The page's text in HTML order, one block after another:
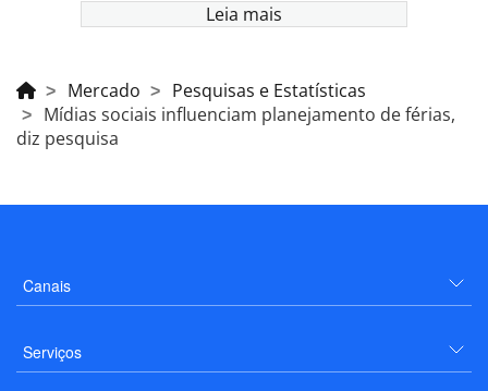
Leia mais
Mercado
Pesquisas e Estatísticas
Mídias sociais influenciam planejamento de férias,
diz pesquisa
Canais
Serviços